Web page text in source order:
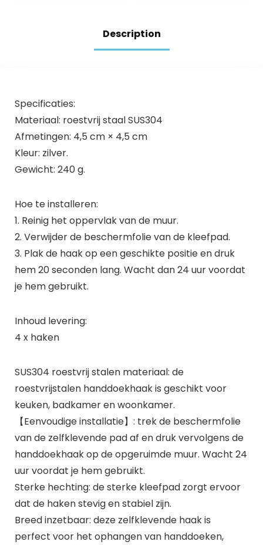
Description
Specificaties:
Materiaal: roestvrij staal SUS304
Afmetingen: 4,5 cm × 4,5 cm
Kleur: zilver.
Gewicht: 240 g.
Hoe te installeren:
1. Reinig het oppervlak van de muur.
2. Verwijder de beschermfolie van de kleefpad.
3. Plak de haak op een geschikte positie en druk
hem 20 seconden lang. Wacht dan 24 uur voordat
je hem gebruikt.
Inhoud levering:
4 x haken
SUS304 roestvrij stalen materiaal: de
roestvrijstalen handdoekhaak is geschikt voor
keuken, badkamer en woonkamer.
【Eenvoudige installatie】: trek de beschermfolie
van de zelfklevende pad af en druk vervolgens de
handdoekhaak op de opgeruimde muur. Wacht 24
uur voordat je hem gebruikt.
Sterke hechting: de sterke kleefpad zorgt ervoor
dat de haken stevig en stabiel zijn.
Breed inzetbaar: deze zelfklevende haak is
perfect voor het ophangen van handdoeken,